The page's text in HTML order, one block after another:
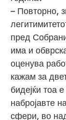
– Повторно,
пред
има и
оценува
кажам за
бидејќи тоа
набројавте
сфери, во